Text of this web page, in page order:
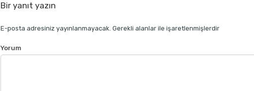
Bir yanıt yazın
E-posta adresiniz yayınlanmayacak. Gerekli alanlar ile işaretlenmişlerdir
Yorum